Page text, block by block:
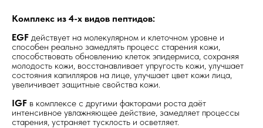
Комплекс из 4-х видов пептидов:
EGF действует на молекулярном и клеточном уровне и
способен реально замедлять процесс старения кожи,
способствовать обновлению клеток эпидермиса, сохраняя
молодость кожи, восстанавливает упругость кожи, улучшает
состояния капилляров на лице, улучшает цвет кожи лица,
увеличивает защитные свойства кожи.
IGF в комплексе с другими факторами роста даёт
интенсивное увлажняющее действие, замедляет процессы
старения, устраняет тусклость и осветляет.